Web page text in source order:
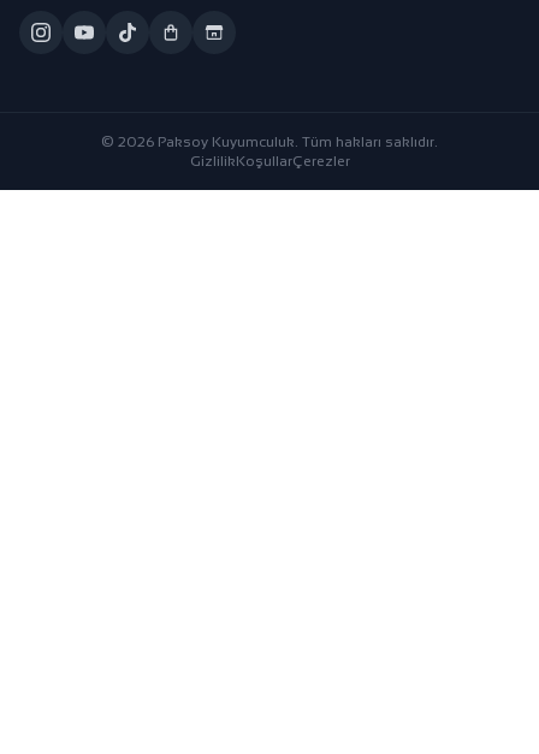
© 2026 Paksoy Kuyumculuk. Tüm hakları saklıdır.
GizlilikKoşullarÇerezler